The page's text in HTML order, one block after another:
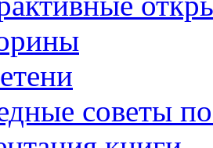
советы